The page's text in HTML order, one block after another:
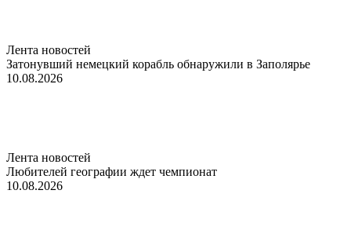
Лента новостей
Затонувший немецкий корабль обнаружили в Заполярье
10.08.2026
Лента новостей
Любителей географии ждет чемпионат
10.08.2026